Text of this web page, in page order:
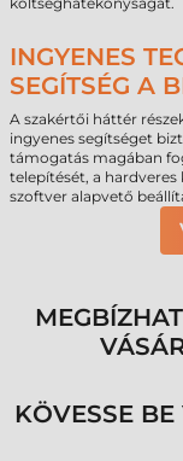
INGYENES
SEGÍTSÉG A
A szakértői háttér
ingyenes segítséget
támogatás magában
telepítését, a
szoftver alapvető
KÖVESSE